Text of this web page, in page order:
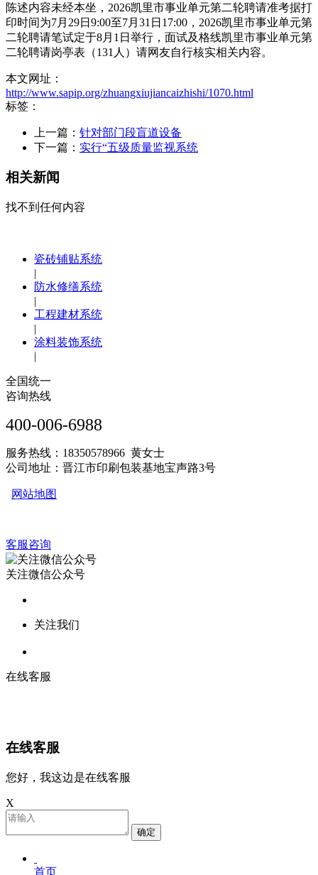
陈述内容未经本坐，2026凯里市事业单元第二轮聘请准考据打
印时间为7月29日9:00至7月31日17:00，2026凯里市事业单元第
二轮聘请笔试定于8月1日举行，面试及格线凯里市事业单元第
二轮聘请岗亭表（131人）请网友自行核实相关内容。
本文网址：
http://www.sapip.org/zhuangxiujiancaizhishi/1070.html
标签：
上一篇： 针对部门段盲道设备
下一篇： 实行“五级质量监视系统
相关新闻
找不到任何内容
瓷砖铺贴系统
|
防水修缮系统
|
工程建材系统
|
涂料装饰系统
|
全国统一
咨询热线
400-006-6988
服务热线：18350578966 黄女士
公司地址：晋江市印刷包装基地宝声路3号
网站地图
客服咨询
关注微信公众号
关注我们
在线客服
在线客服
您好，我这边是在线客服
X
确定
首页